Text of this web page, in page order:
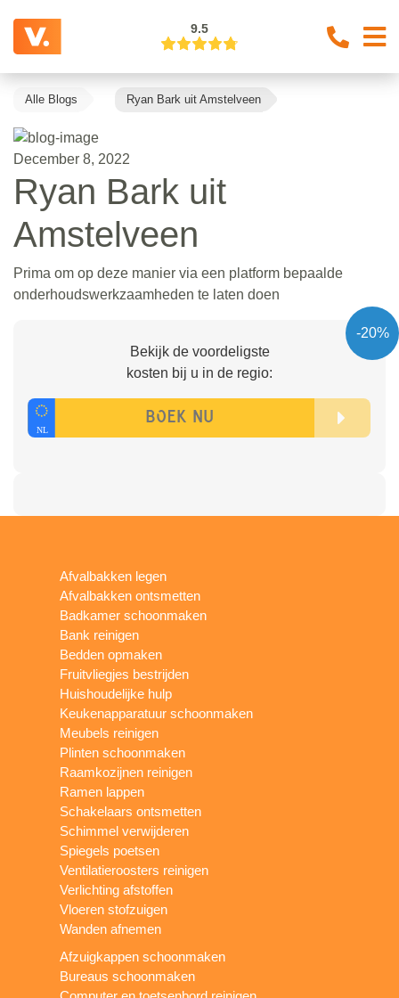
9.5
Alle Blogs Ryan Bark uit Amstelveen
December 8, 2022
Ryan Bark uit
Amstelveen
Prima om op deze manier via een platform bepaalde
onderhoudswerkzaamheden te laten doen
-20%
Bekijk de voordeligste
kosten bij u in de regio:
Afvalbakken legen
Afvalbakken ontsmetten
Badkamer schoonmaken
Bank reinigen
Bedden opmaken
Fruitvliegjes bestrijden
Huishoudelijke hulp
Keukenapparatuur schoonmaken
Meubels reinigen
Plinten schoonmaken
Raamkozijnen reinigen
Ramen lappen
Schakelaars ontsmetten
Schimmel verwijderen
Spiegels poetsen
Ventilatieroosters reinigen
Verlichting afstoffen
Vloeren stofzuigen
Wanden afnemen
Afzuigkappen schoonmaken
Bureaus schoonmaken